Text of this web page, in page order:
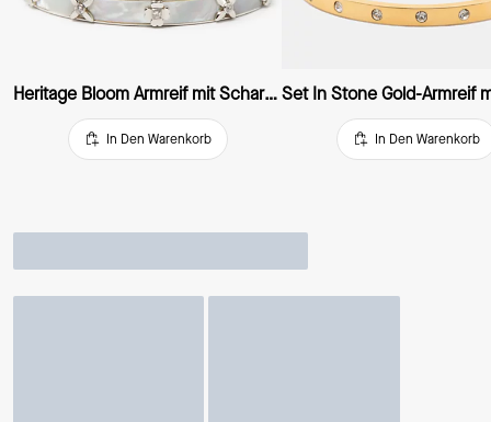
Heritage Bloom Armreif mit Scharnierverschluss
In Den Warenkorb In Den Warenkorb